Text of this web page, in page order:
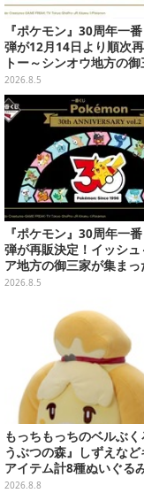
『ポケモン』30周年一
弾が12月14日より順次
トー～シンオウ地方の
まった時計、ぬいぐるみ
グッズ盛りだくさん
2026.8.5
『ポケモン』30周年一
弾が再販決定！イッシュ
ア地方の御三家が集ま
ダー、ぬいぐるみなど記
2026.8.5
もっちもっちのベルぶ
うぶつの森』しずえなど
アイテム計8種ぬいぐる
ルチェーン付きマスコッ
2026.8.8